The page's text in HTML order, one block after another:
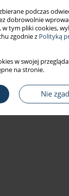
podczas
dobrowolnie
w tym pliki cookies,
zgodnie z Polityką
w swojej
na stronie.
Nie